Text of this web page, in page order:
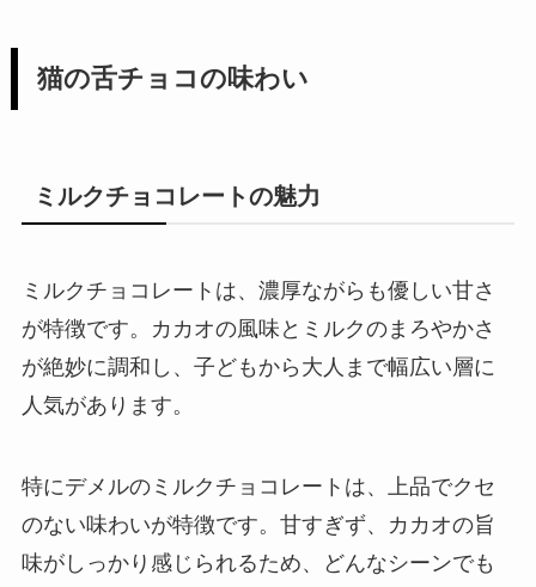
猫の舌チョコの味わい
ミルクチョコレートの魅力
ミルクチョコレートは、濃厚ながらも優しい甘さ
が特徴です。カカオの風味とミルクのまろやかさ
が絶妙に調和し、子どもから大人まで幅広い層に
人気があります。
特にデメルのミルクチョコレートは、上品でクセ
のない味わいが特徴です。甘すぎず、カカオの旨
味がしっかり感じられるため、どんなシーンでも